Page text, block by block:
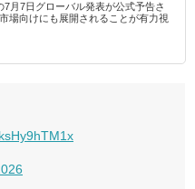
7月7日グローバル発表が公式予告さ
場向けにも展開されることが有力視